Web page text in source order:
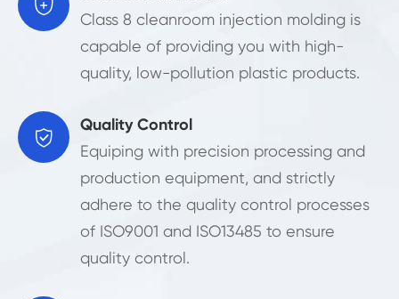

Class 8 cleanroom injection molding is
capable of providing you with high-
quality, low-pollution plastic products.

Quality Control
Equiping with precision processing and
production equipment, and strictly
adhere to the quality control processes
of ISO9001 and ISO13485 to ensure
quality control.